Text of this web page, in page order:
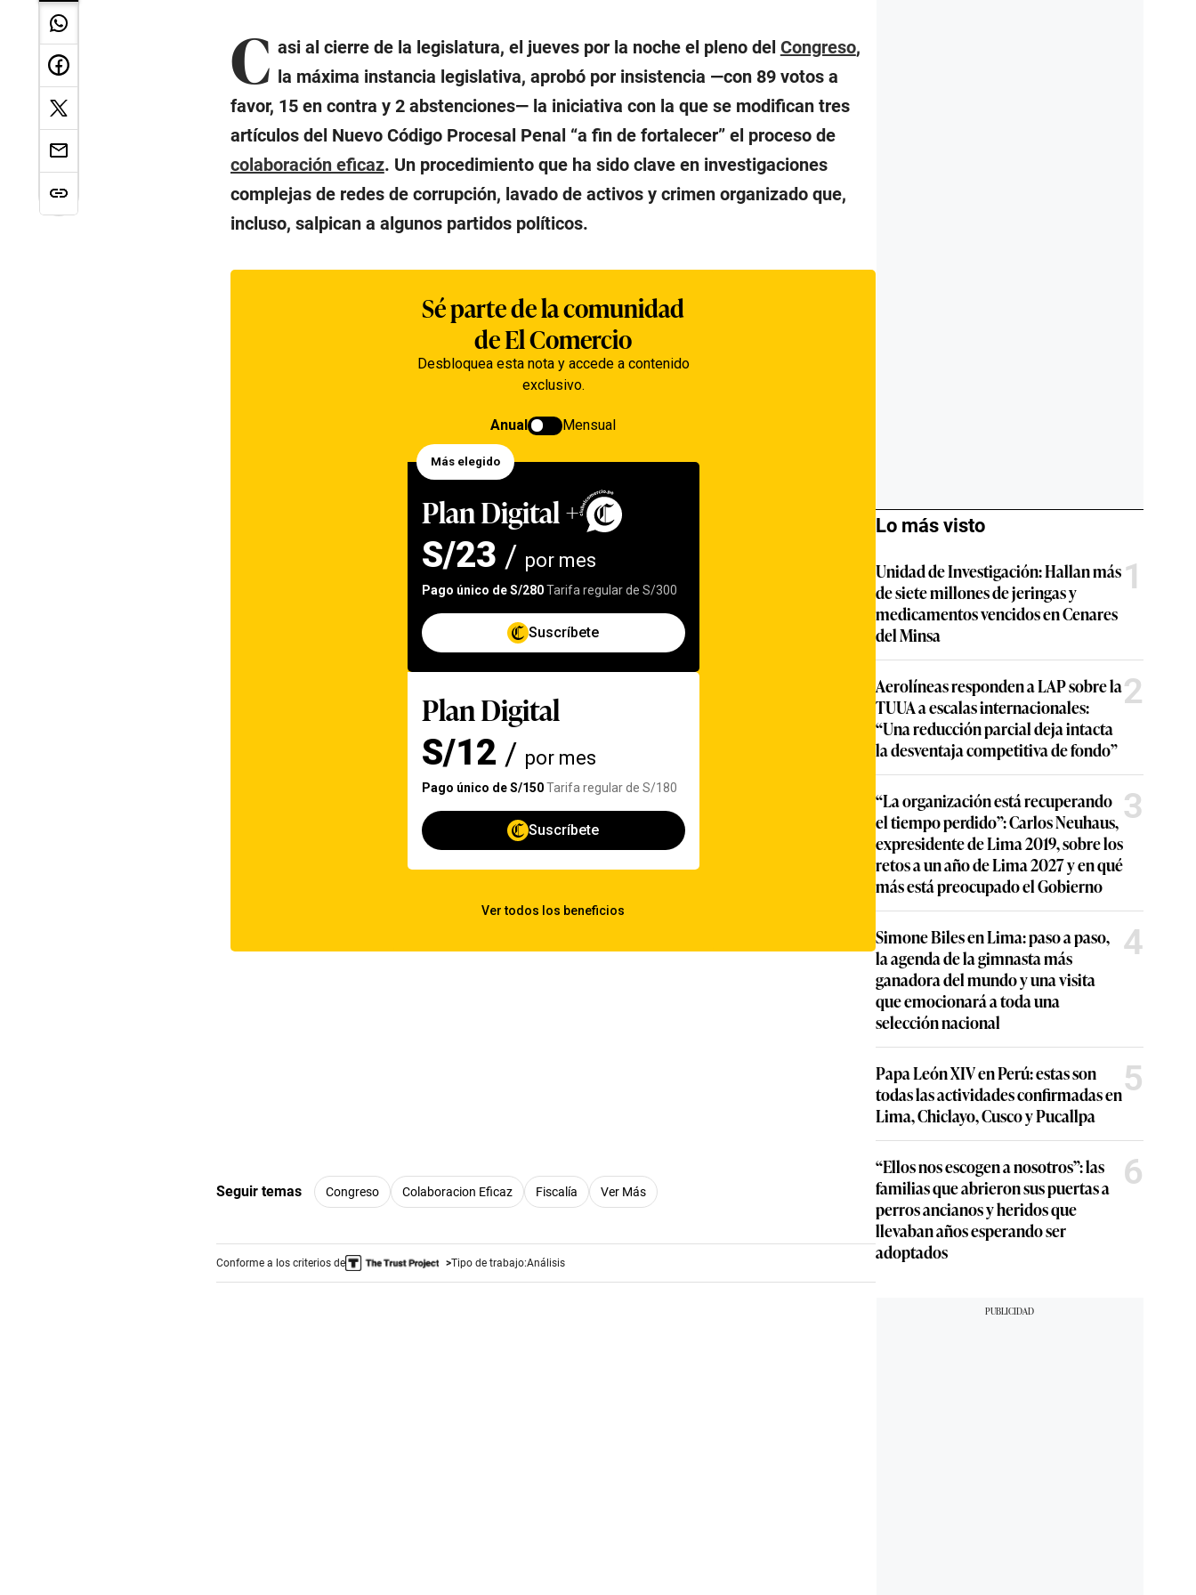
C asi al cierre de la legislatura, el jueves por la noche el pleno del Congreso,
la máxima instancia legislativa, aprobó por insistencia —con 89 votos a
favor, 15 en contra y 2 abstenciones— la iniciativa con la que se modifican tres
artículos del Nuevo Código Procesal Penal “a fin de fortalecer”el proceso de
colaboración eficaz. Un procedimiento que ha sido clave en investigaciones
complejas de redes de corrupción, lavado de activos y crimen organizado que,
incluso, salpican a algunos partidos políticos.
Seguir temas Congreso Colaboracion Eficaz Fiscalía Ver Más
Conforme a los criterios de Tipo de trabajo:Análisis
Lo más visto
Unidad de Investigación: Hallan más
de siete millones de jeringas y
medicamentos vencidos en Cenares
del Minsa
1
Aerolíneas responden a LAP sobre la
TUUA a escalas internacionales:
“Una reducción parcial deja intacta
la desventaja competitiva de fondo”
2
“La organización está recuperando
el tiempo perdido”: Carlos Neuhaus,
expresidente de Lima 2019, sobre los
retos a un año de Lima 2027 y en qué
más está preocupado el Gobierno
3
Simone Biles en Lima: paso a paso,
la agenda de la gimnasta más
ganadora del mundo y una visita
que emocionará a toda una
selección nacional
4
Papa León XIV en Perú: estas son
todas las actividades confirmadas en
Lima, Chiclayo, Cusco y Pucallpa
5
“Ellos nos escogen a nosotros”: las
familias que abrieron sus puertas a
perros ancianos y heridos que
llevaban años esperando ser
adoptados
6